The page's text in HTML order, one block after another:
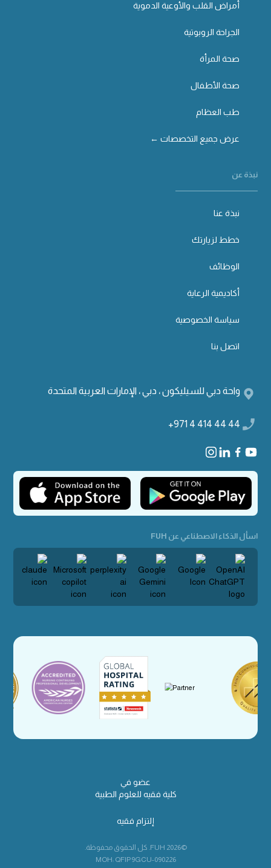
أمراض القلب والأوعية الدموية
الجراحة الروبوتية
صحة المرأة
صحة الأطفال
طب العظام
عرض جميع التخصصات ←
نبذة عن
نبذة عنا
خطط لزيارتك
الوظائف
أكاديمية الرعاية
سياسة الخصوصية
اتصل بنا
واحة دبي للسيليكون ، دبي ، الإمارات العربية المتحدة
+971 4 414 44 44
اسأل الذكاء الاصطناعي عن FUH
عضو في
كلية فقيه للعلوم الطبية
إلتزام فقيه
©2026 FUH. كل الحقوق محفوظة.
MOH: QFIP9GCU-090226